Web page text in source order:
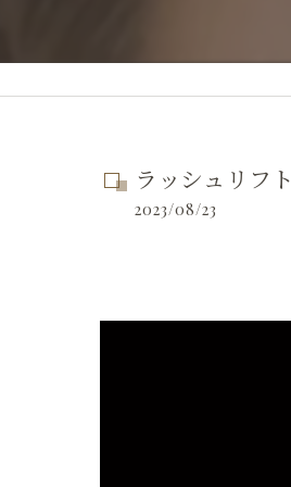
ラッシュリフト
2023/08/23